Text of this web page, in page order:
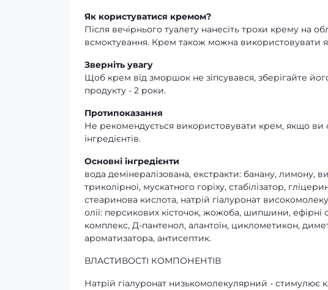
Як користуватися кремом?
Після вечірнього туалету нанесіть трохи крему на
всмоктування. Крем також можна використовувати
Зверніть увагу
Щоб крем від зморшок не зіпсувався, зберігайте
продукту - 2 роки.
Протипоказання
Не рекомендується використовувати крем, якщо ви
інгредієнтів.
Основні інгредієнти
вода демінералізована, екстракти: банану, лимону,
триколірної, мускатного горіху, стабілізатор,
стеаринова кислота, натрій гіалуронат
олії: персикових кісточок, жожоба, шипшини, ефірні
комплекс, Д-пантенол, алантоїн, циклометикон,
ароматизатора, антисептик.
ВЛАСТИВОСТІ КОМПОНЕНТІВ
Натрій гіалуронат низькомолекулярний - стимулює